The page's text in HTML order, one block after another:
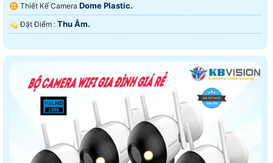
♊ Thiết Kế Camera Dome Plastic.
️💫 Đặt Điểm : Thu Âm.